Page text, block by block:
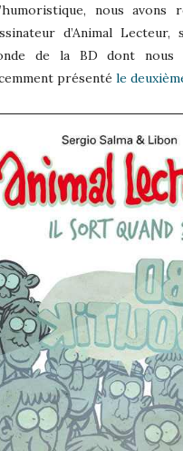
nous avons
d’Animal
de la BD dont nous
présenté le